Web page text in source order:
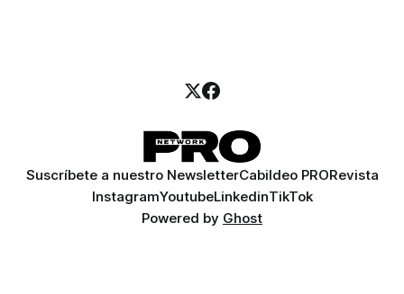
Suscríbete a nuestro NewsletterCabildeo PRORevista
InstagramYoutubeLinkedinTikTok
Powered by Ghost